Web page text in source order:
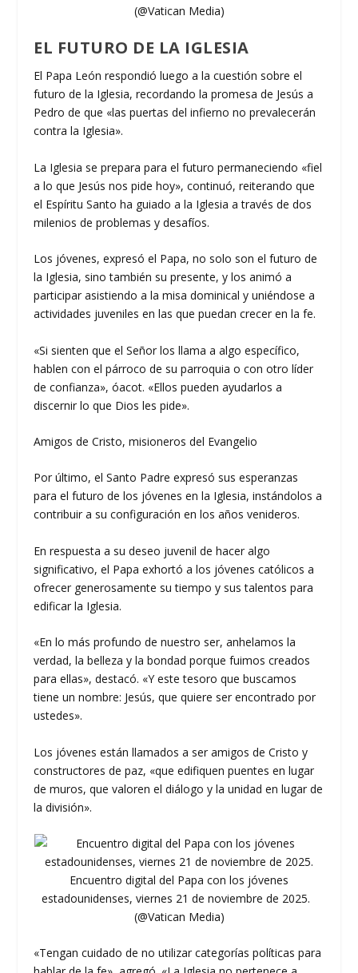
(@Vatican Media)
EL FUTURO DE LA IGLESIA
El Papa León respondió luego a la cuestión sobre el
futuro de la Iglesia, recordando la promesa de Jesús a
Pedro de que «las puertas del infierno no prevalecerán
contra la Iglesia».
La Iglesia se prepara para el futuro permaneciendo «fiel
a lo que Jesús nos pide hoy», continuó, reiterando que
el Espíritu Santo ha guiado a la Iglesia a través de dos
milenios de problemas y desafíos.
Los jóvenes, expresó el Papa, no solo son el futuro de
la Iglesia, sino también su presente, y los animó a
participar asistiendo a la misa dominical y uniéndose a
actividades juveniles en las que puedan crecer en la fe.
«Si sienten que el Señor los llama a algo específico,
hablen con el párroco de su parroquia o con otro líder
de confianza», óacot. «Ellos pueden ayudarlos a
discernir lo que Dios les pide».
Amigos de Cristo, misioneros del Evangelio
Por último, el Santo Padre expresó sus esperanzas
para el futuro de los jóvenes en la Iglesia, instándolos a
contribuir a su configuración en los años venideros.
En respuesta a su deseo juvenil de hacer algo
significativo, el Papa exhortó a los jóvenes católicos a
ofrecer generosamente su tiempo y sus talentos para
edificar la Iglesia.
«En lo más profundo de nuestro ser, anhelamos la
verdad, la belleza y la bondad porque fuimos creados
para ellas», destacó. «Y este tesoro que buscamos
tiene un nombre: Jesús, que quiere ser encontrado por
ustedes».
Los jóvenes están llamados a ser amigos de Cristo y
constructores de paz, «que edifiquen puentes en lugar
de muros, que valoren el diálogo y la unidad en lugar de
la división».
Encuentro digital del Papa con los jóvenes
estadounidenses, viernes 21 de noviembre de 2025.
(@Vatican Media)
«Tengan cuidado de no utilizar categorías políticas para